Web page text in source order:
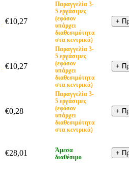
€10,27
Παραγγελία 3-
5 εργάσιμες
(εφόσον
υπάρχει
διαθεσιμότητα
στα κεντρικά)
€10,27
Παραγγελία 3-
5 εργάσιμες
(εφόσον
υπάρχει
διαθεσιμότητα
στα κεντρικά)
€0,28
Παραγγελία 3-
5 εργάσιμες
(εφόσον
υπάρχει
διαθεσιμότητα
στα κεντρικά)
€28,01
Άμεσα
διαθέσιμο